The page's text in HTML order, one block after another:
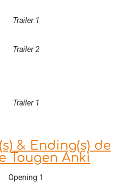
Trailer 1
Trailer 2
Trailer 1
& Ending(s) de
Tougen Anki
Opening 1